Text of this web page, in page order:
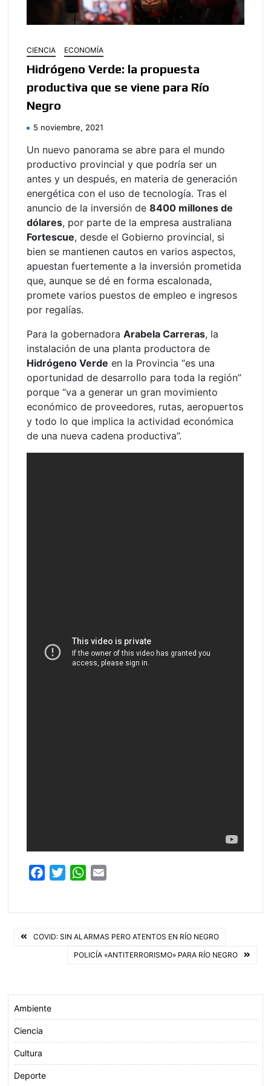
CIENCIA ECONOMÍA
Hidrógeno Verde: la propuesta
productiva que se viene para Río
Negro
5 noviembre, 2021
Un nuevo panorama se abre para el mundo
productivo provincial y que podría ser un
antes y un después, en materia de generación
energética con el uso de tecnología. Tras el
anuncio de la inversión de8400 millones de
dólares, por parte de la empresa australiana
Fortescue, desde el Gobierno provincial, si
bien se mantienen cautos en varios aspectos,
apuestan fuertemente a la inversión prometida
que, aunque se dé en forma escalonada,
promete varios puestos de empleo e ingresos
por regalías.
Para la gobernadoraArabela Carreras, la
instalación de una planta productora de
Hidrógeno Verde en la Provincia “es una
oportunidad de desarrollo para toda la región”
porque “va a generar un gran movimiento
económico de proveedores, rutas, aeropuertos
y todo lo que implica la actividad económica
de una nueva cadena productiva”.
b
t
W
s
A
l
Navegación
COVID: SIN ALARMAS PERO ATENTOS EN RÍO NEGRO
POLICÍA «ANTITERRORISMO» PARA RÍO NEGRO
Ambiente
Ciencia
Cultura
Deporte